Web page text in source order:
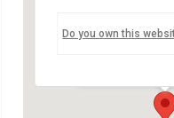
поселок
Do you own this